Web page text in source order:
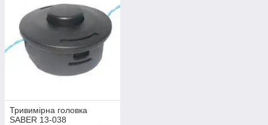
Тривимірна головка
SABER 13-038